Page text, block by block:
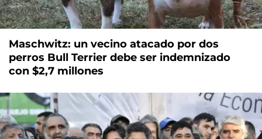
Maschwitz: un vecino atacado por dos
perros Bull Terrier debe ser indemnizado
con $2,7 millones